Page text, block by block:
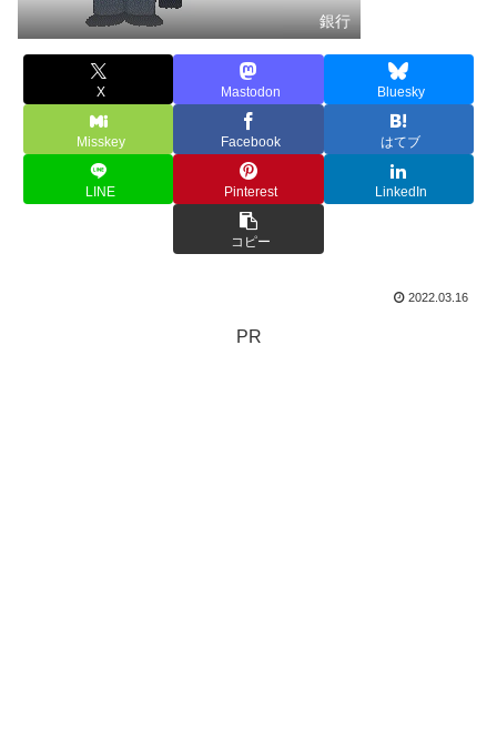
銀行
X Mastodon Bluesky
Misskey Facebook はてブ
LINE Pinterest LinkedIn
コピー
2022.03.16
PR